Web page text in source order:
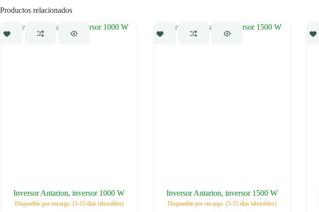
Productos relacionados
Inversor Antarion, inversor 1000 W
Disponible por encargo. (5-15 días laborables)
Inversor Antarion, inversor 1500 W
Disponible por encargo. (5-15 días laborables)